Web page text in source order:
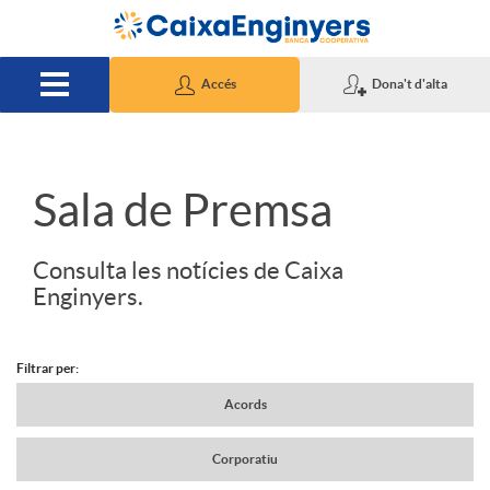
Salta al contingut principal
Accés Dona't d'alta
S
d
Sala de Premsa
Consulta les notícies de Caixa
Enginyers.
N
Filtrar per:
Acords
Corporatiu